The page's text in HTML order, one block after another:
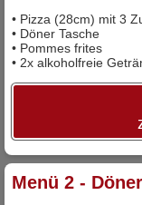
• Pizza (28cm) mit 3
• Döner Tasche
• Pommes frites
• 2x alkoholfreie
Menü 2 -